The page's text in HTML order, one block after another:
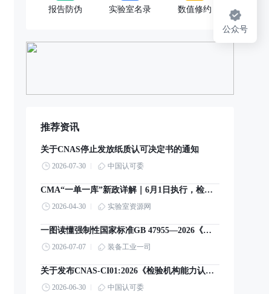
报告防伪 实验室名录 数值修约
推荐资讯
关于CNAS停止发放纸质认可决定书的通知
2026-07-30 中国认可委
CMA“一单一库”新政详解｜6月1日执行，检验检测机构实操指南
2026-04-30 实验室资源网
一图读懂强制性国家标准GB 47955—2026《智能网联汽车 组合驾驶辅助系统安全要求》
2026-07-07 装备工业一司
关于发布CNAS-CI01:2026《检验机构能力认可准则》及其转换工作安排的通知
2026-06-30 中国认可委
公众号